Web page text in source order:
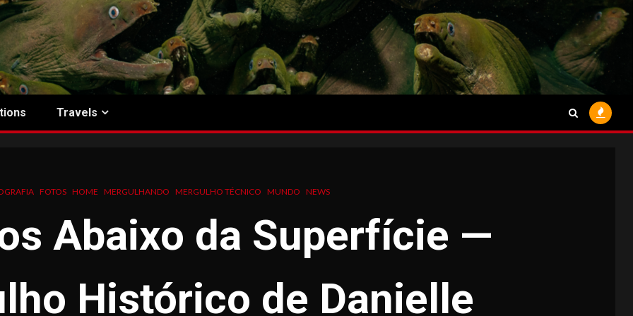
Travels
FOTOS HOME MERGULHANDO MERGULHO TÉCNICO MUNDO NEWS
Abaixo da Superfície —
Histórico de Danielle